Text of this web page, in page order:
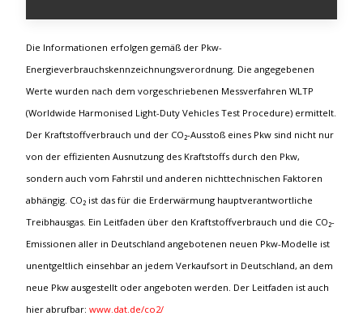
Die Informationen erfolgen gemäß der Pkw-
Energieverbrauchskennzeichnungsverordnung. Die angegebenen
Werte wurden nach dem vorgeschriebenen Messverfahren WLTP
(Worldwide Harmonised Light-Duty Vehicles Test Procedure) ermittelt.
Der Kraftstoffverbrauch und der CO₂-Ausstoß eines Pkw sind nicht nur
von der effizienten Ausnutzung des Kraftstoffs durch den Pkw,
sondern auch vom Fahrstil und anderen nichttechnischen Faktoren
abhängig. CO₂ ist das für die Erderwärmung hauptverantwortliche
Treibhausgas. Ein Leitfaden über den Kraftstoffverbrauch und die CO₂-
Emissionen aller in Deutschland angebotenen neuen Pkw-Modelle ist
unentgeltlich einsehbar an jedem Verkaufsort in Deutschland, an dem
neue Pkw ausgestellt oder angeboten werden. Der Leitfaden ist auch
hier abrufbar: www.dat.de/co2/